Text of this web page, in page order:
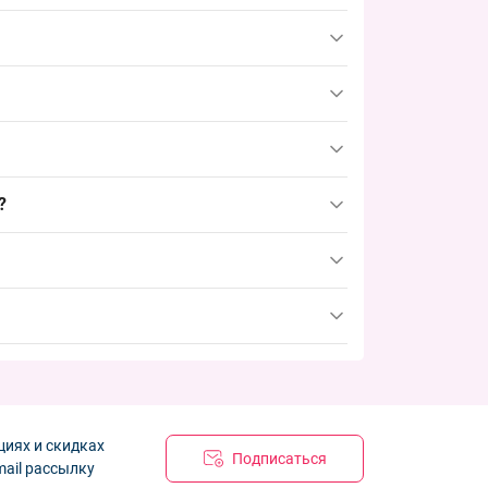
стабильный спрос в зимний сезон.
детский зимний ассортимент.
и скидках
рассылку
Подписаться